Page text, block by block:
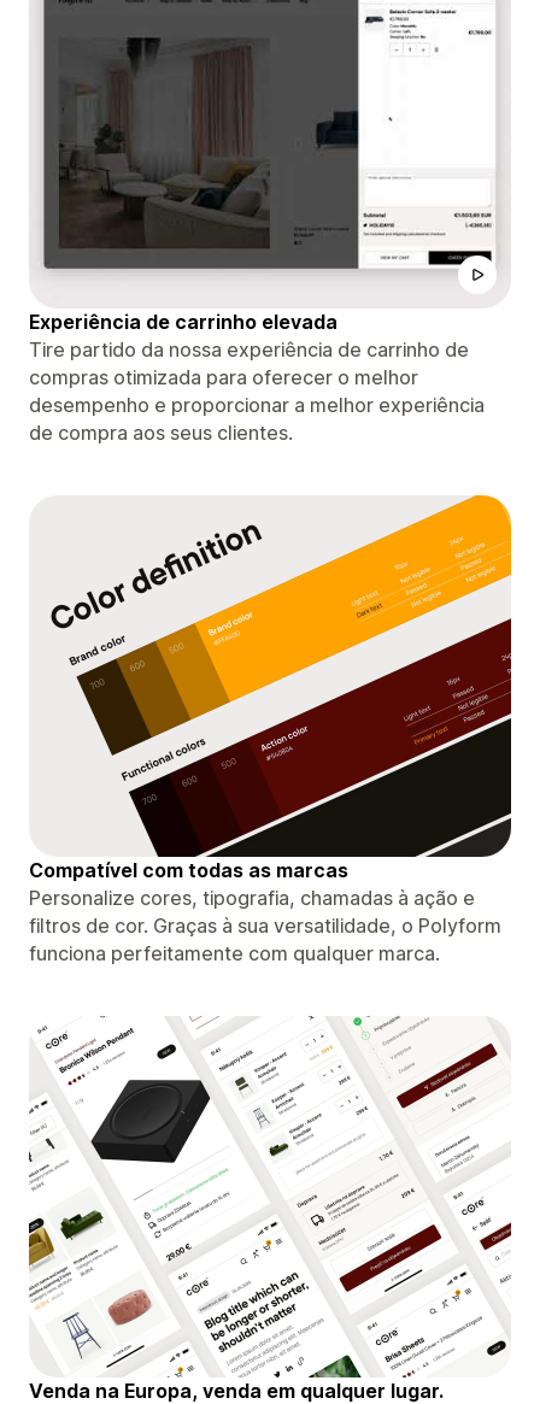
Experiência de carrinho elevada
Tire partido da nossa experiência de carrinho de
compras otimizada para oferecer o melhor
desempenho e proporcionar a melhor experiência
de compra aos seus clientes.
Compatível com todas as marcas
Personalize cores, tipografia, chamadas à ação e
filtros de cor. Graças à sua versatilidade, o Polyform
funciona perfeitamente com qualquer marca.
Venda na Europa, venda em qualquer lugar.